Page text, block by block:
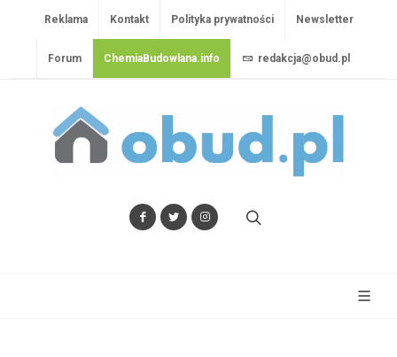
Reklama Kontakt Polityka prywatności Newsletter
Forum ChemiaBudowlana.info redakcja@obud.pl